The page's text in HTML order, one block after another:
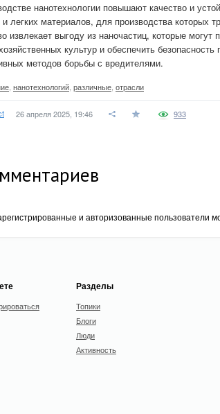
нанотехнологии повышают качество и
легких материалов, для производства которых
извлекает выгоду из наночастиц, которые могут
культур и обеспечить
методов борьбы с вредителями.
нанотехнологий различные отрасли
26 апреля 2025, 19:46 933
и авторизованные пользователи
Разделы
Топики
Блоги
Люди
Активность